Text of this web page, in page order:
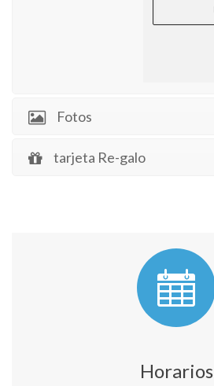
Fotos
tarjeta Re-galo
Horarios